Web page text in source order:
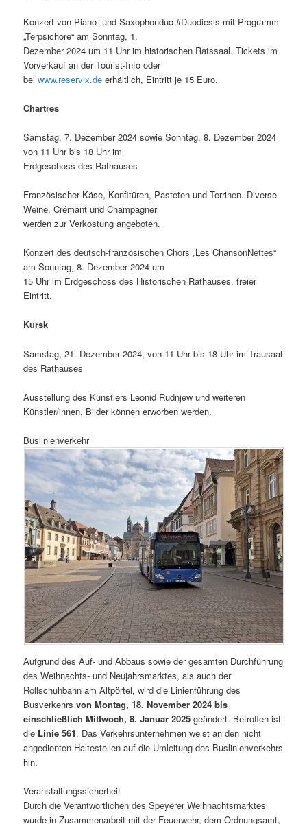
Konzert von Piano- und Saxophonduo #Duodiesis mit Programm
„Terpsichore“ am Sonntag, 1.
Dezember 2024 um 11 Uhr im historischen Ratssaal. Tickets im
Vorverkauf an der Tourist-Info oder
beiwww.reservix.de erhältlich, Eintritt je 15 Euro.
Chartres
Samstag, 7. Dezember 2024 sowie Sonntag, 8. Dezember 2024
von 11 Uhr bis 18 Uhr im
Erdgeschoss des Rathauses
Französischer Käse, Konfitüren, Pasteten und Terrinen. Diverse
Weine, Crémant und Champagner
werden zur Verkostung angeboten.
Konzert des deutsch-französischen Chors „Les ChansonNettes“
am Sonntag, 8. Dezember 2024 um
15 Uhr im Erdgeschoss des Historischen Rathauses, freier
Eintritt.
Kursk
Samstag, 21. Dezember 2024, von 11 Uhr bis 18 Uhr im Trausaal
des Rathauses
Ausstellung des Künstlers Leonid Rudnjew und weiteren
Künstler/innen, Bilder können erworben werden.
Buslinienverkehr
Aufgrund des Auf- und Abbaus sowie der gesamten Durchführung
des Weihnachts- und Neujahrsmarktes, als auch der
Rollschuhbahn am Altpörtel, wird die Linienführung des
Busverkehrsvon Montag, 18. November 2024 bis
einschließlich Mittwoch, 8. Januar 2025 geändert. Betroffen ist
die Linie 561. Das Verkehrsunternehmen weist an den nicht
angedienten Haltestellen auf die Umleitung des Buslinienverkehrs
hin.
Veranstaltungssicherheit
Durch die Verantwortlichen des Speyerer Weihnachtsmarktes
wurde in Zusammenarbeit mit der Feuerwehr, dem Ordnungsamt,